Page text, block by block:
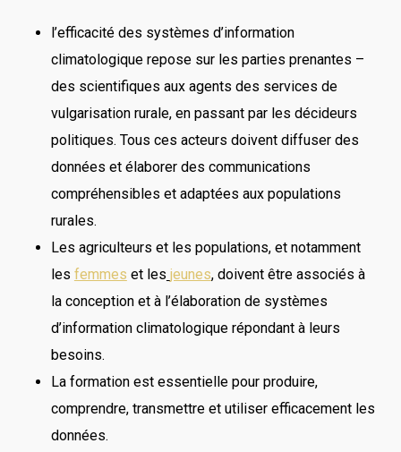
l’efficacité des systèmes d’information
climatologique repose sur les parties prenantes –
des scientifiques aux agents des services de
vulgarisation rurale, en passant par les décideurs
politiques. Tous ces acteurs doivent diffuser des
données et élaborer des communications
compréhensibles et adaptées aux populations
rurales.
Les agriculteurs et les populations, et notamment
les femmes et les jeunes, doivent être associés à
la conception et à l’élaboration de systèmes
d’information climatologique répondant à leurs
besoins.
La formation est essentielle pour produire,
comprendre, transmettre et utiliser efficacement les
données.